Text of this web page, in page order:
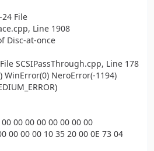
24 File
Line 1908
Disc-at-once
SCSIPassThrough.cpp, Line 178
WinError(0) NeroError(-1194)
00 00 00 00 00 00 00
00 00 00 10 35 20 00 0E 73 04